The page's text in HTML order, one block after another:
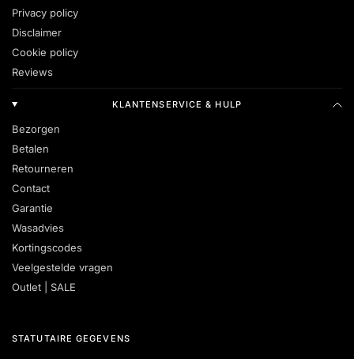
Privacy policy
Disclaimer
Cookie policy
Reviews
KLANTENSERVICE & HULP
Bezorgen
Betalen
Retourneren
Contact
Garantie
Wasadvies
Kortingscodes
Veelgestelde vragen
Outlet | SALE
STATUTAIRE GEGEVENS